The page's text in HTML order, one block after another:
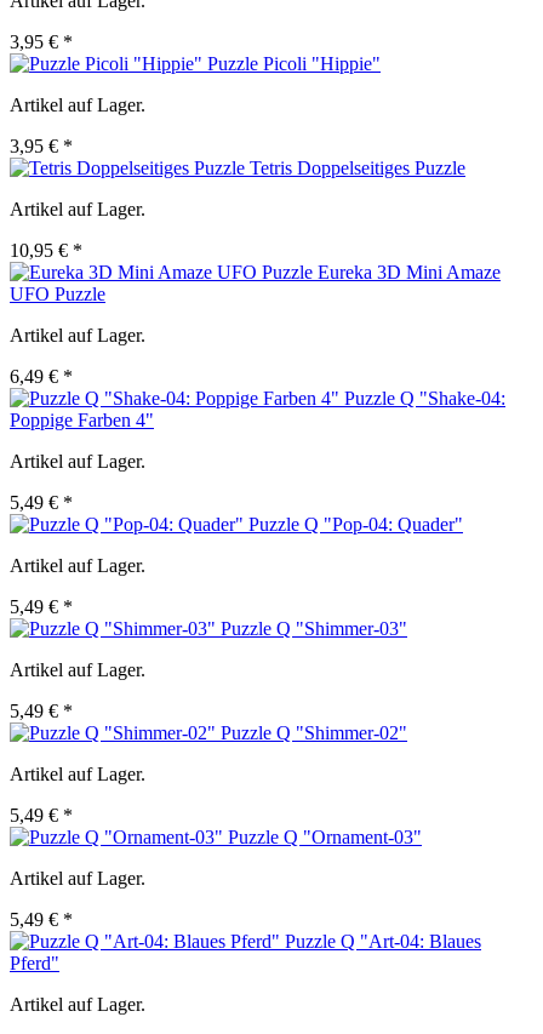
3,95 € *
Puzzle Picoli "Hippie"
Artikel auf Lager.
3,95 € *
Tetris Doppelseitiges Puzzle
Artikel auf Lager.
10,95 € *
Eureka 3D Mini Amaze
UFO Puzzle
Artikel auf Lager.
6,49 € *
Puzzle Q "Shake-04:
Poppige Farben 4"
Artikel auf Lager.
5,49 € *
Puzzle Q "Pop-04: Quader"
Artikel auf Lager.
5,49 € *
Puzzle Q "Shimmer-03"
Artikel auf Lager.
5,49 € *
Puzzle Q "Shimmer-02"
Artikel auf Lager.
5,49 € *
Puzzle Q "Ornament-03"
Artikel auf Lager.
5,49 € *
Puzzle Q "Art-04: Blaues
Pferd"
Artikel auf Lager.